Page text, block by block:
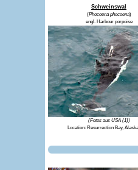
Schweinswal
(Phocoena phocoena)
engl. Harbour porpoise
(Fotos aus USA (1))
Location: Resurrection Bay,